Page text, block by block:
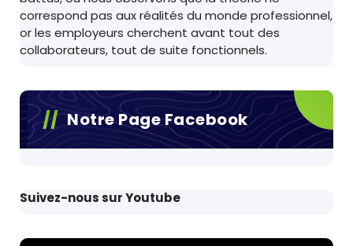
correspond pas aux réalités du monde professionnel,
or les employeurs cherchent avant tout des
collaborateurs, tout de suite fonctionnels.
Notre Page Facebook
Suivez-nous sur Youtube